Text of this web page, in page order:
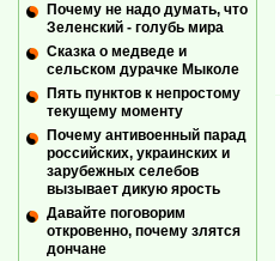
Почему не надо думать, что
Зеленский - голубь мира
Сказка о медведе и
сельском дурачке Мыколе
Пять пунктов к непростому
текущему моменту
Почему антивоенный парад
российских, украинских и
зарубежных селебов
вызывает дикую ярость
Давайте поговорим
откровенно, почему злятся
дончане